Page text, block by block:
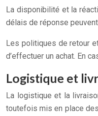
La disponibilité et la
délais de réponse
Les politiques de retour
d’effectuer un achat. En
Logistique et
La logistique et la
toutefois mis en place